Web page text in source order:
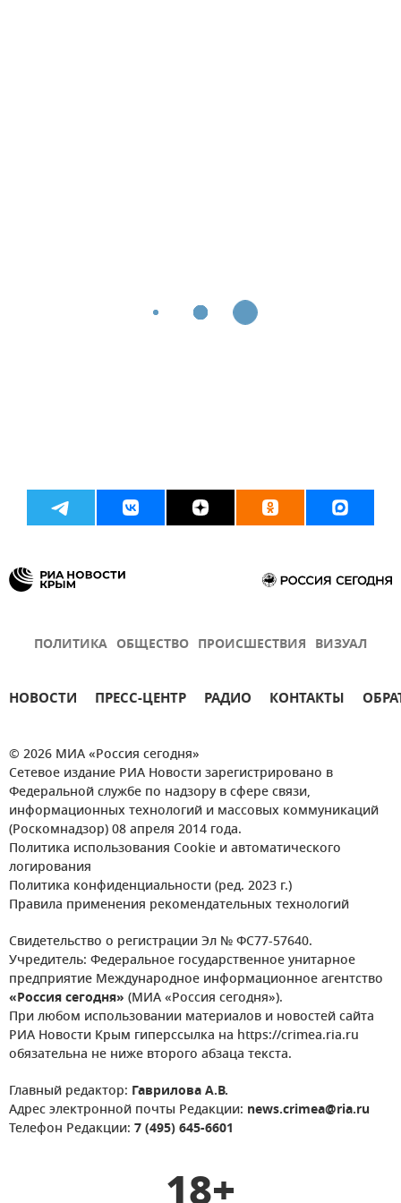
ПОЛИТИКА ОБЩЕСТВО ПРОИСШЕСТВИЯ ВИЗУАЛ
НОВОСТИ ПРЕСС-ЦЕНТР РАДИО КОНТАКТЫ
© 2026 МИА «Россия сегодня»
Сетевое издание РИА Новости зарегистрировано в
Федеральной службе по надзору в сфере связи,
информационных технологий и массовых коммуникаций
(Роскомнадзор) 08 апреля 2014 года.
Политика использования Cookie и автоматического
логирования
Политика конфиденциальности (ред. 2023 г.)
Правила применения рекомендательных технологий
Свидетельство о регистрации Эл № ФС77-57640.
Учредитель: Федеральное государственное унитарное
предприятие Международное информационное агентство
«Россия сегодня» (МИА «Россия сегодня»).
При любом использовании материалов и новостей сайта
РИА Новости Крым гиперссылка на https://crimea.ria.ru
обязательна не ниже второго абзаца текста.
Главный редактор: Гаврилова А.В.
Адрес электронной почты Редакции: news.crimea@ria.ru
Телефон Редакции: 7 (495) 645-6601